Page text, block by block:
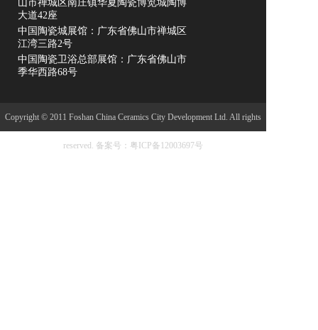
山市禅城区南庄镇华夏陶瓷博览城陶博
大道42座
中国陶瓷城展馆：广东省佛山市禅城区
江湾三路2号
中国陶瓷卫浴总部展馆：广东省佛山市
季华西路68号
Copyright © 2011 Foshan China Ceramics City Development Ltd. All rights
reserved. 备案号：粤ICP备12003697号